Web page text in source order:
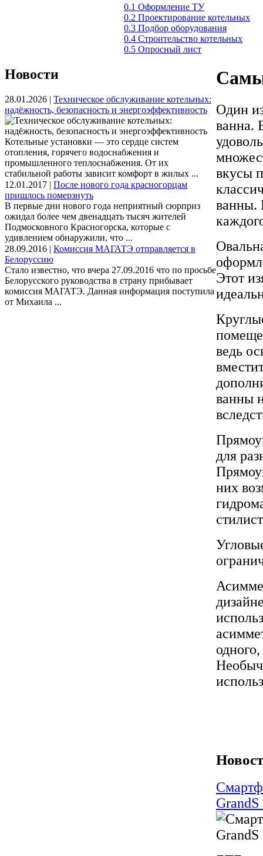
0.1 Оформление ТУ
0.2 Проектирование котельных
0.3 Подбор оборудования
0.4 Строительство котельных
0.5 Опросный лист
Новости
28.01.2026 | Техническое обслуживание котельных:
надёжность, безопасность и энергоэффективность
Котельные установки — это сердце систем
отопления, горячего водоснабжения и
промышленного теплоснабжения. От их
стабильной работы зависит комфорт в жилых ...
12.01.2017 | После нового года красногорцам
пришлось померзнуть
В первые дни нового года неприятный сюрприз
ожидал более чем двенадцать тысяч жителей
Подмосковного Красногорска, которые с
удивлением обнаружили, что ...
28.09.2016 | Комиссия МАГАТЭ отправляется в
Белоруссию
Стало известно, что вчера 27.09.2016 что по просьбе
Белорусского руководства в страну прибывает
комиссия МАГАТЭ. Данная информация поступила
от Михаила ...
Один
ванна.
вкусы
ванны.
Этот
ведь
ванны
для
них